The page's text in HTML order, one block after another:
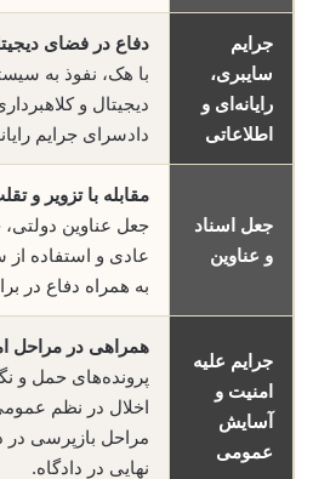
جرایم
سایبری،
رایانه‌ای و
اطلاعاتی
دفاع در فضای
با هک، نفوذ به
دیجیتال و
دادسرای جرایم
جعل اسناد
و عناوین
مقابله با تزویر و
جعل عناوین
عادی و استفاده از
به همراه دفاع در
جرایم علیه
امنیت و
آسایش
عمومی
همراهی در مراحل
پرونده‌های حمل و
اخلال در نظم
مراحل بازپرسی در
نهایی در دادگاه.